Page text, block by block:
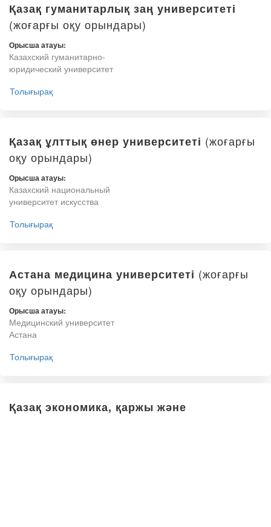
Қазақ гуманитарлық заң университеті
(жоғарғы оқу орындары)
Орысша атауы:
Казахский гуманитарно-
юридический университет
Толығырақ
Қазақ ұлттық өнер университеті (жоғарғы
оқу орындары)
Орысша атауы:
Казахский национальный
университет искусства
Толығырақ
Астана медицина университеті (жоғарғы
оқу орындары)
Орысша атауы:
Медицинский университет
Астана
Толығырақ
Қазақ экономика, қаржы және